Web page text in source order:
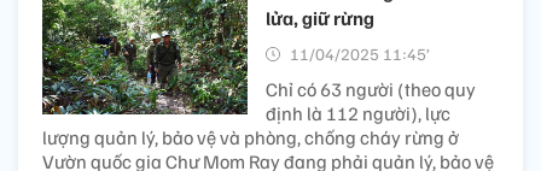
lửa, giữ rừng
11/04/2025 11:45’
Chỉ có 63 người (theo quy
định là 112 người), lực
lượng quản lý, bảo vệ và phòng, chống cháy rừng ở
Vườn quốc gia Chư Mom Ray đang phải quản lý, bảo vệ